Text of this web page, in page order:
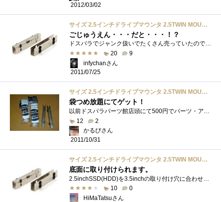
2012/03/02
サイズ 2.5インチドライブマウンタ 2.5TWIN MOUNTER Rev.C
ごじゅうえん・・・だと・・・！？
ドスパラでジャンク扱いでたくさん売っていたので購入。SSD2基載せられるのでいいですね～RAID組んだときなんかいいですよね。あんまりにも安い...
20
9
infychanさん
2011/07/25
サイズ 2.5インチドライブマウンタ 2.5TWIN MOUNTER Rev.C
袋つめ放題にてゲット！
以前ドスパラパーツ館店頭にて500円でパーツ・アクセの袋つめ放題をやっていたときに詰め込んだ2.5インチドライブのマウンターです。どうせ投�...
12
2
かるびさん
2011/10/31
サイズ 2.5インチドライブマウンタ 2.5TWIN MOUNTER Rev.C
底面に取り付けられます。
10
0
HiMaTatsuさん